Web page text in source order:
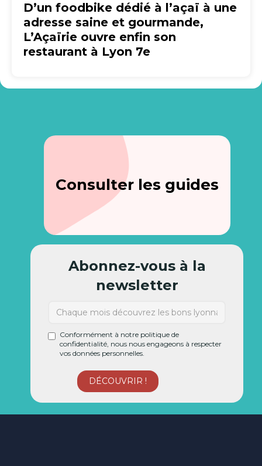
D’un foodbike dédié à l’açaï à une
adresse saine et gourmande,
L’Açaïrie ouvre enfin son
restaurant à Lyon 7e
Consulter les guides
Abonnez-vous à la
newsletter
Conformément à notre politique de
confidentialité, nous nous engageons à respecter
vos données personnelles.